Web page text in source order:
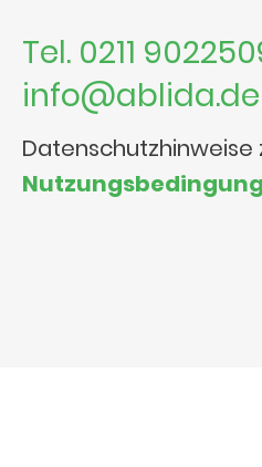
Tel. 0211
info@ablida.de
Datenschutzhinweise